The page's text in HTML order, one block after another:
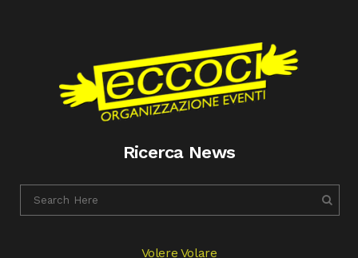
Ricerca News
Volere Volare